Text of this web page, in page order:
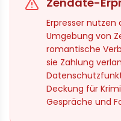
Erpresser
Umgebung von
romantische
sie Zahlung
Deckung für
Gespräche und